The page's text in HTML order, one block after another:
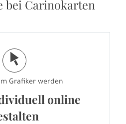
bei Carinokarten
j
Grafiker werden
online